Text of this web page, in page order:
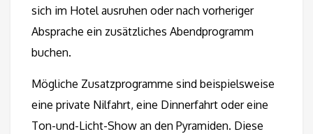
sich im Hotel ausruhen oder nach vorheriger
Absprache ein zusätzliches Abendprogramm
buchen.
Mögliche Zusatzprogramme sind beispielsweise
eine private Nilfahrt, eine Dinnerfahrt oder eine
Ton-und-Licht-Show an den Pyramiden. Diese